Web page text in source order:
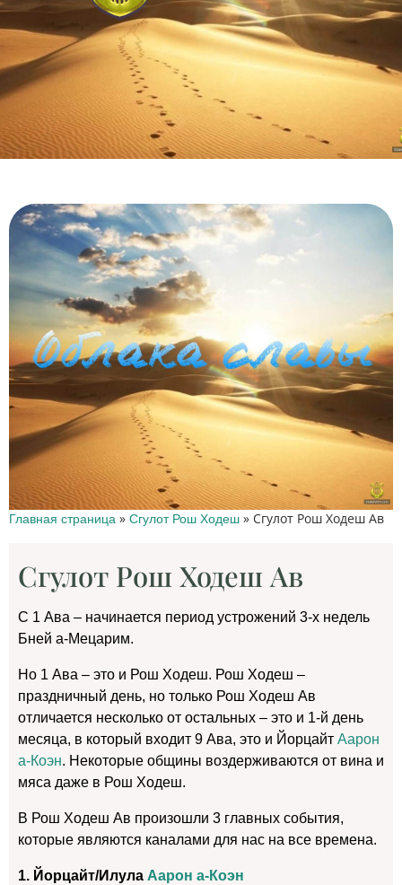
Главная страница » Сгулот Рош Ходеш » Сгулот Рош Ходеш Ав
Сгулот Рош Ходеш Ав
С 1 Ава – начинается период устрожений 3-х недель
Бней а-Мецарим.
Но 1 Ава – это и Рош Ходеш. Рош Ходеш –
праздничный день, но только Рош Ходеш Ав
отличается несколько от остальных – это и 1-й день
месяца, в который входит 9 Ава, это и Йорцайт Аарон
а-Коэн. Некоторые общины воздерживаются от вина и
мяса даже в Рош Ходеш.
В Рош Ходеш Ав произошли 3 главных события,
которые являются каналами для нас на все времена.
1. Йорцайт/Илула Аарон а-Коэн